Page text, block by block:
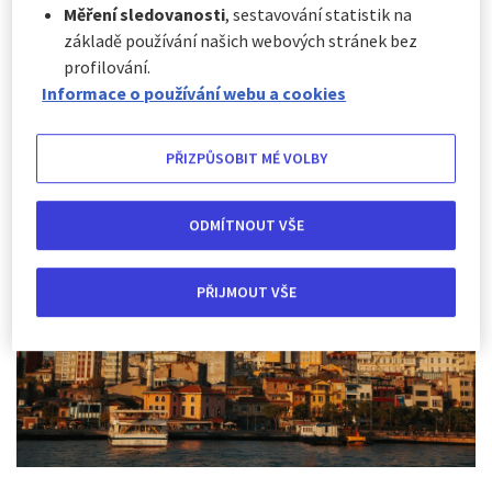
Blízký východ je z cestovatelského hlediska pro mnohé
stále neznámý, ale i zde na vás čekají opravdu zajímavé
památky a zážitky. Do regionu navíc létá stále víc
nízkonákladových leteckých společností, takže samotná
cesta je často i levná. Ideální pro návštěvu je zimní
období.
Měření sledovanosti, sestavování statistik na
základě používání našich webových stránek bez
profilování.
Informace o používání webu a cookies
PŘIZPŮSOBIT MÉ VOLBY
ODMÍTNOUT VŠE
PŘIJMOUT VŠE